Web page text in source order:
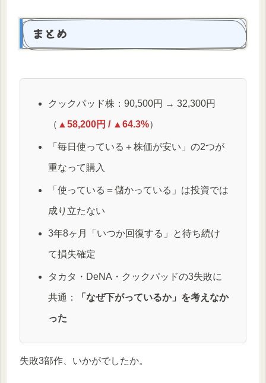
まとめ
クックパッド株：90,500円 → 32,300円
（ ▲58,200円 / ▲64.3%）
「毎日使っている＋株価が安い」の2つが
重なって購入
「使っている＝儲かっている」は投資では
成り立たない
3年8ヶ月「いつか回復する」と待ち続け
て損失確定
タカタ・DeNA・クックパッドの3失敗に
共通： 「なぜ下がっているか」を考えなか
った
失敗3部作、いかがでしたか。